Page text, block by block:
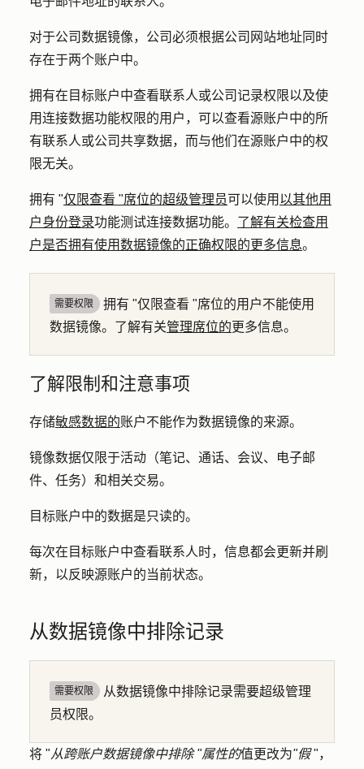
对于公司数据镜像，公司必须根据公司网站地址同时
存在于两个账户中。
拥有在目标账户中查看联系人或公司记录权限以及使
用连接数据功能权限的用户，可以查看源账户中的所
有联系人或公司共享数据，而与他们在源账户中的权
限无关。
拥有 "仅限查看 "席位的超级管理员可以使用 以其他用
户身份登录功能测试连接数据功能。 了解有关检查用
户是否拥有使用数据镜像的正确权限的更多信息。
需要权限
拥有 "仅限查看 "席位的用户不能使用
数据镜像。了解有关管理席位的更多信息。
了解限制和注意事项
存储敏感数据的账户不能作为数据镜像的来源。
镜像数据仅限于活动（笔记、通话、会议、电子邮
件、任务）和相关交易。
目标账户中的数据是只读的。
每次在目标账户中查看联系人时，信息都会更新并刷
新，以反映源账户的当前状态。
从数据镜像中排除记录
需要权限
从数据镜像中排除记录需要超级管理
员权限。
将 "从跨账户数据镜像中排除 "属性的值更改为"假"，